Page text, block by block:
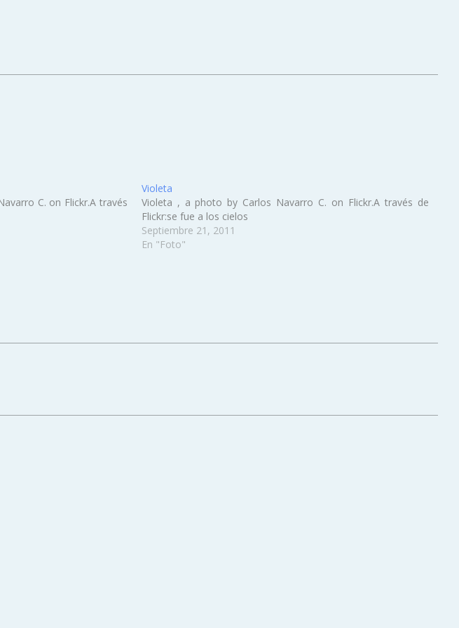
C. on Flickr.A través
Violeta
Violeta , a photo by Carlos Navarro C. on Flickr.A través de
Flickr:se fue a los cielos
Septiembre 21, 2011
En "Foto"